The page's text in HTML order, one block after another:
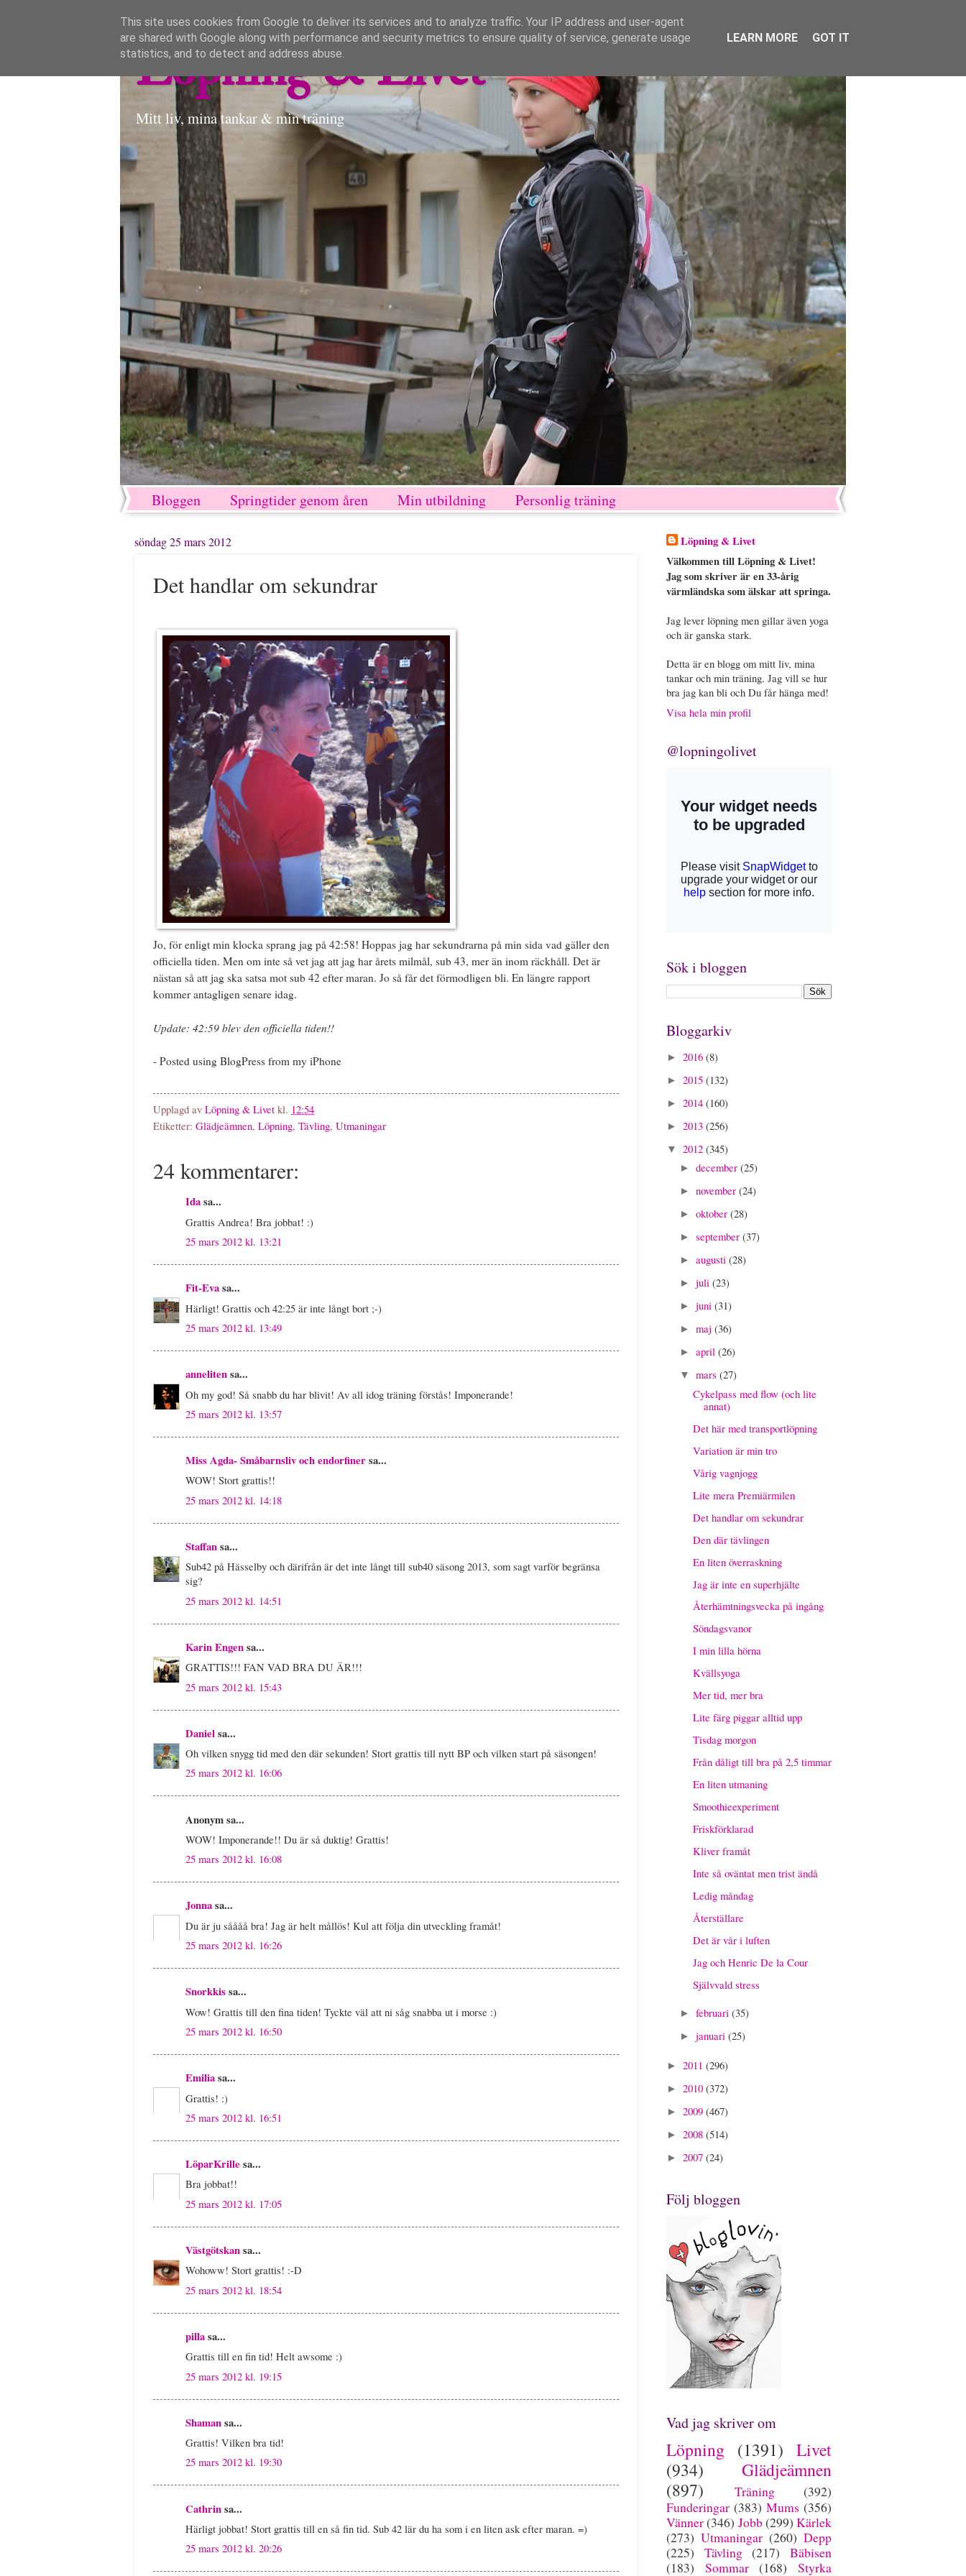
Löpning & Livet
Mitt liv, mina tankar & min träning
Bloggen Springtider genom åren Min utbildning Personlig träning
söndag 25 mars 2012
Det handlar om sekundrar
Jo, för enligt min klocka sprang jag på 42:58! Hoppas jag har sekundrarna på min sida vad gäller den
officiella tiden. Men om inte så vet jag att jag har årets milmål, sub 43, mer än inom räckhåll. Det är
nästan så att jag ska satsa mot sub 42 efter maran. Jo så får det förmodligen bli. En längre rapport
kommer antagligen senare idag.
Update: 42:59 blev den officiella tiden!!
- Posted using BlogPress from my iPhone
Upplagd av Löpning & Livet kl. 12:54
Etiketter: Glädjeämnen, Löpning, Tävling, Utmaningar
24 kommentarer:
Idasa...
Grattis Andrea! Bra jobbat! :)
25 mars 2012 kl. 13:21
Fit-Evasa...
Härligt! Grattis och 42:25 är inte långt bort ;-)
25 mars 2012 kl. 13:49
annelitensa...
Oh my god! Så snabb du har blivit! Av all idog träning förstås! Imponerande!
25 mars 2012 kl. 13:57
Miss Agda- Småbarnsliv och endorfinersa...
WOW! Stort grattis!!
25 mars 2012 kl. 14:18
Staffansa...
Sub42 på Hässelby och därifrån är det inte långt till sub40 säsong 2013, som sagt varför begränsa
sig?
25 mars 2012 kl. 14:51
Karin Engensa...
GRATTIS!!! FAN VAD BRA DU ÄR!!!
25 mars 2012 kl. 15:43
Danielsa...
Oh vilken snygg tid med den där sekunden! Stort grattis till nytt BP och vilken start på säsongen!
25 mars 2012 kl. 16:06
Anonym sa...
WOW! Imponerande!! Du är så duktig! Grattis!
25 mars 2012 kl. 16:08
Jonnasa...
Du är ju såååå bra! Jag är helt mållös! Kul att följa din utveckling framåt!
25 mars 2012 kl. 16:26
Snorkkissa...
Wow! Grattis till den fina tiden! Tyckte väl att ni såg snabba ut i morse :)
25 mars 2012 kl. 16:50
Emiliasa...
Grattis! :)
25 mars 2012 kl. 16:51
LöparKrille sa...
Bra jobbat!!
25 mars 2012 kl. 17:05
Västgötskansa...
Wohoww! Stort grattis! :-D
25 mars 2012 kl. 18:54
pillasa...
Grattis till en fin tid! Helt awsome :)
25 mars 2012 kl. 19:15
Shamansa...
Grattis! Vilken bra tid!
25 mars 2012 kl. 19:30
Cathrinsa...
Härligt jobbat! Stort grattis till en så fin tid. Sub 42 lär du ha som i en liten ask efter maran. =)
25 mars 2012 kl. 20:26
Löpning & Livet
Välkommen till Löpning & Livet!
Jag som skriver är en 33-årig
värmländska som älskar att springa.
Jag lever löpning men gillar även yoga
och är ganska stark.
Detta är en blogg om mitt liv, mina
tankar och min träning. Jag vill se hur
bra jag kan bli och Du får hänga med!
Visa hela min profil
@lopningolivet
Sök i bloggen
Bloggarkiv
► 2016 (8)
► 2015 (132)
► 2014 (160)
► 2013 (256)
▼ 2012 (345)
► december (25)
► november (24)
► oktober (28)
► september (37)
► augusti (28)
► juli (23)
► juni (31)
► maj (36)
► april (26)
▼ mars (27)
Cykelpass med flow (och lite
annat)
Det här med transportlöpning
Variation är min tro
Vårig vagnjogg
Lite mera Premiärmilen
Det handlar om sekundrar
Den där tävlingen
En liten överraskning
Jag är inte en superhjälte
Återhämtningsvecka på ingång
Söndagsvanor
I min lilla hörna
Kvällsyoga
Mer tid, mer bra
Lite färg piggar alltid upp
Tisdag morgon
Från dåligt till bra på 2,5 timmar
En liten utmaning
Smoothieexperiment
Friskförklarad
Kliver framåt
Inte så oväntat men trist ändå
Ledig måndag
Återställare
Det är vår i luften
Jag och Henric De la Cour
Självvald stress
► februari (35)
► januari (25)
► 2011 (296)
► 2010 (372)
► 2009 (467)
► 2008 (514)
► 2007 (24)
Följ bloggen
Vad jag skriver om
Löpning (1391) Livet
(934)
Glädjeämnen
(897)
Träning
(392)
Funderingar (383) Mums (356)
Vänner(346) Jobb(299) Kärlek
(273) Utmaningar (260) Depp
(225)
Tävling (217)
Bäbisen
(183)
Sommar (168)
Styrka
This site uses cookies from Google to deliver its services and to analyze traffic. Your IP address and user-agent
are shared with Google along with performance and security metrics to ensure quality of service, generate usage
statistics, and to detect and address abuse.
LEARN MORE GOT IT